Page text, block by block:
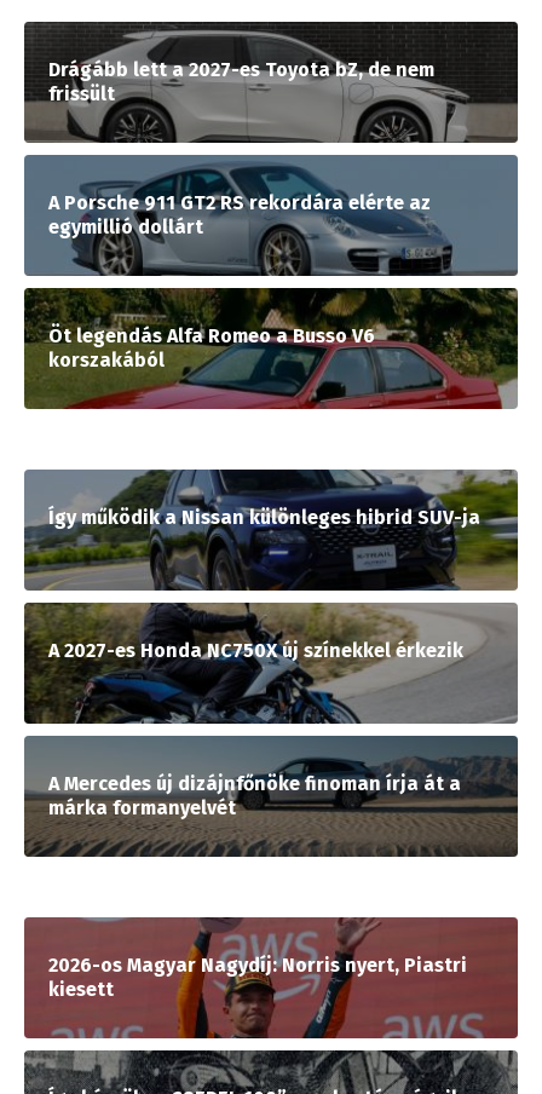
Drágább lett a 2027-es Toyota bZ, de nem
frissült
A Porsche 911 GT2 RS rekordára elérte az
egymillió dollárt
Öt legendás Alfa Romeo a Busso V6
korszakából
Így működik a Nissan különleges hibrid SUV-ja
A 2027-es Honda NC750X új színekkel érkezik
A Mercedes új dizájnfőnöke finoman írja át a
márka formanyelvét
2026-os Magyar Nagydíj: Norris nyert, Piastri
kiesett